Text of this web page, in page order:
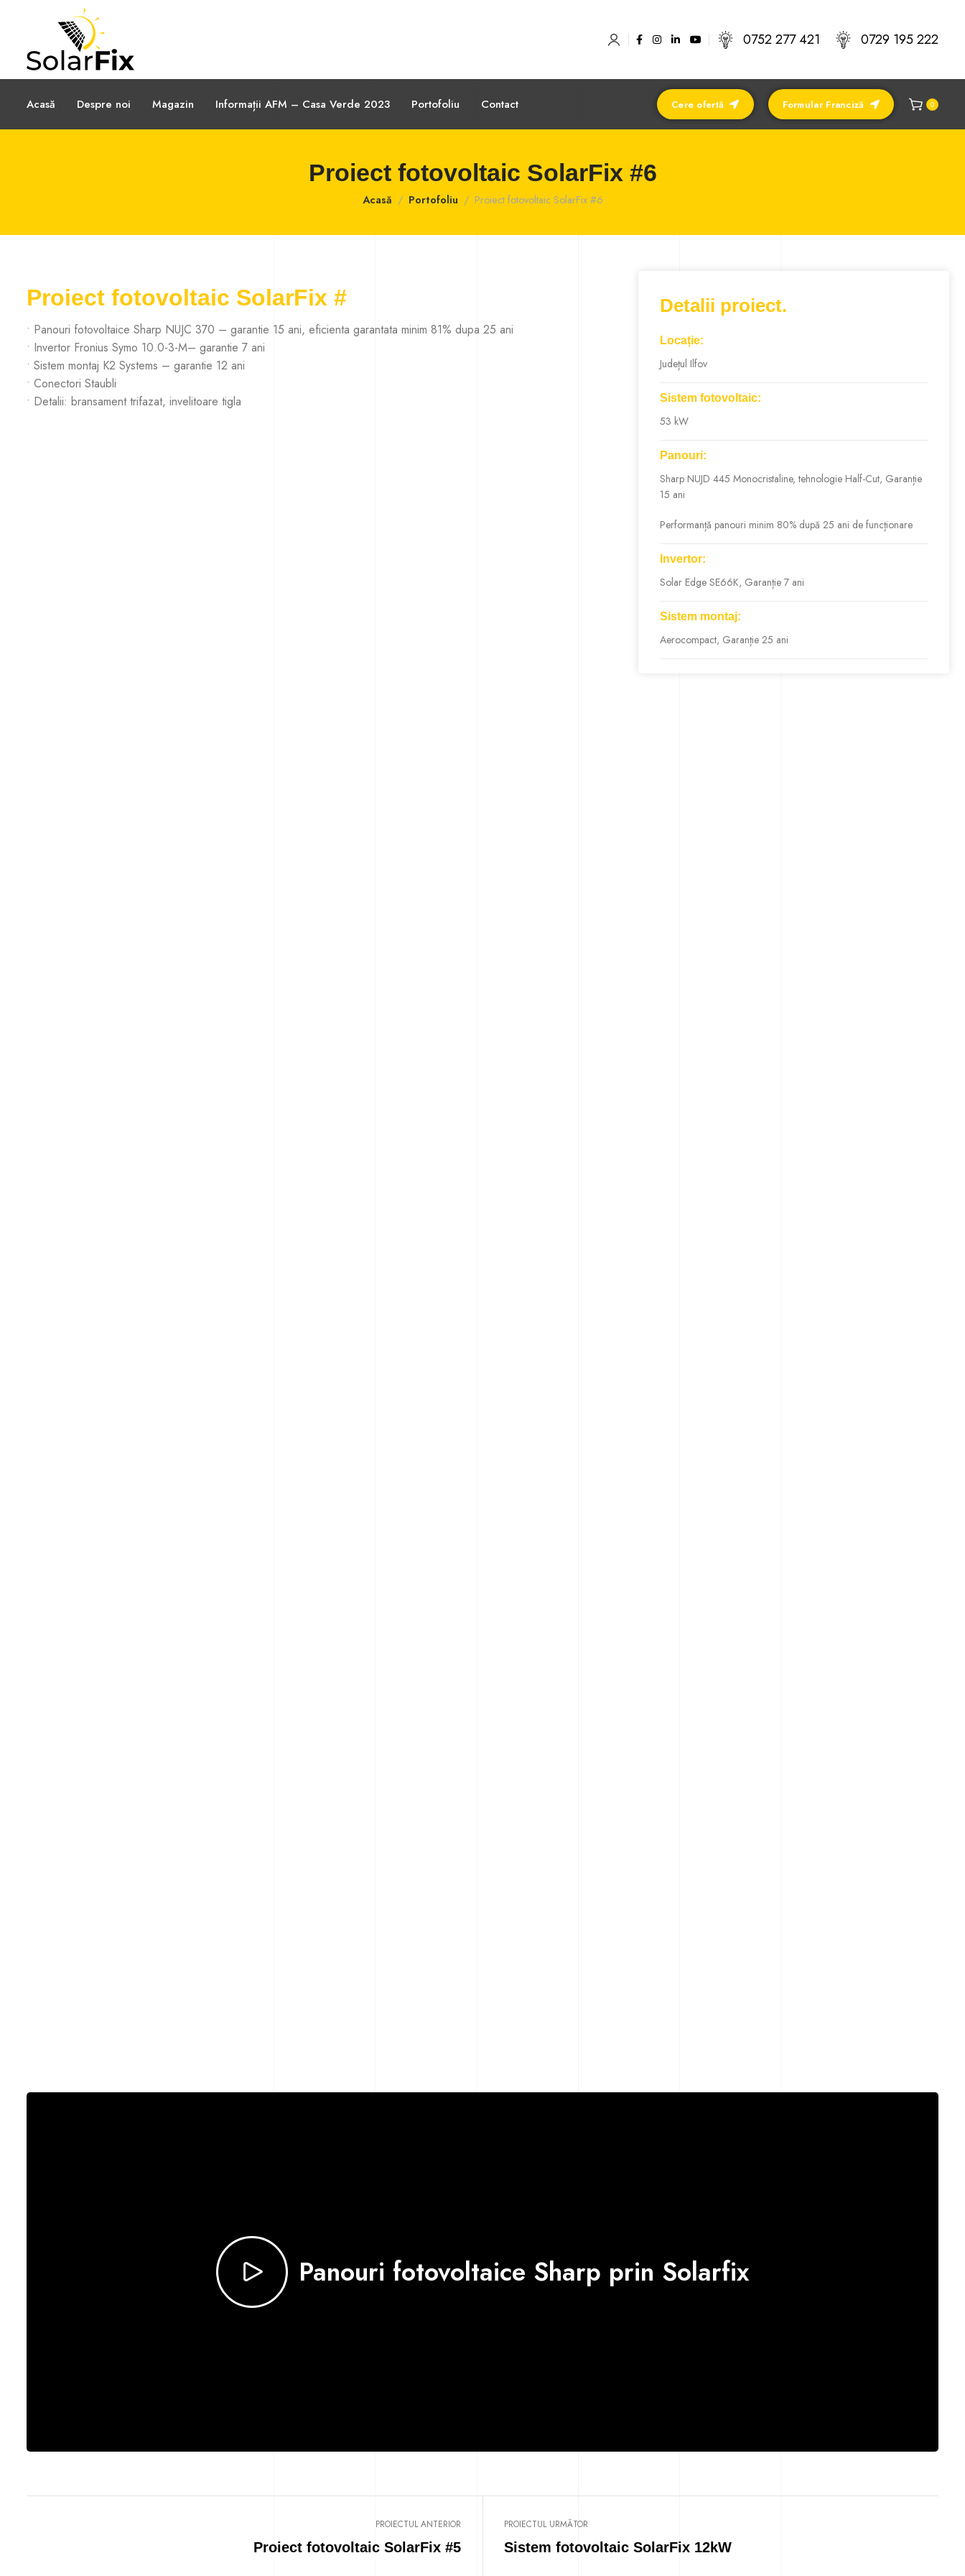
0752 277 421 0729 195 222
Acasă Despre noi Magazin Informații AFM – Casa Verde 2023 Portofoliu Contact Cere ofertă Formular Franciză 0
Proiect fotovoltaic SolarFix #6
Acasă Portofoliu Proiect fotovoltaic SolarFix #6
Proiect fotovoltaic SolarFix #
• Panouri fotovoltaice Sharp NUJC 370 – garantie 15 ani, eficienta garantata minim 81% dupa 25 ani
• Invertor Fronius Symo 10.0-3-M– garantie 7 ani
• Sistem montaj K2 Systems – garantie 12 ani
• Conectori Staubli
• Detalii: bransament trifazat, invelitoare tigla
Detalii proiect.
Locație:
Județul Ilfov
Sistem fotovoltaic:
53 kW
Panouri:
Sharp NUJD 445 Monocristaline, tehnologie Half-Cut, Garanție
15 ani
Performanță panouri minim 80% după 25 ani de funcționare
Invertor:
Solar Edge SE66K, Garanție 7 ani
Sistem montaj:
Aerocompact, Garanție 25 ani
Panouri fotovoltaice Sharp prin Solarfix
PROIECTUL ANTERIOR
Proiect fotovoltaic SolarFix #5
PROIECTUL URMĂTOR
Sistem fotovoltaic SolarFix 12kW